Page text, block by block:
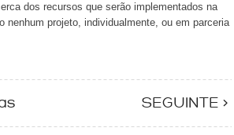
dos recursos que serão implementados na
projeto, individualmente, ou em parceria
SEGUINTE >